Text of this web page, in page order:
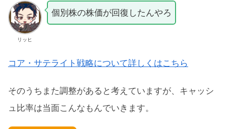
リッヒ
個別株の株価が回復したんやろ
コア・サテライト戦略について詳しくはこちら
そのうちまた調整があると考えていますが、キャッシ
ュ比率は当面こんなもんでいきます。